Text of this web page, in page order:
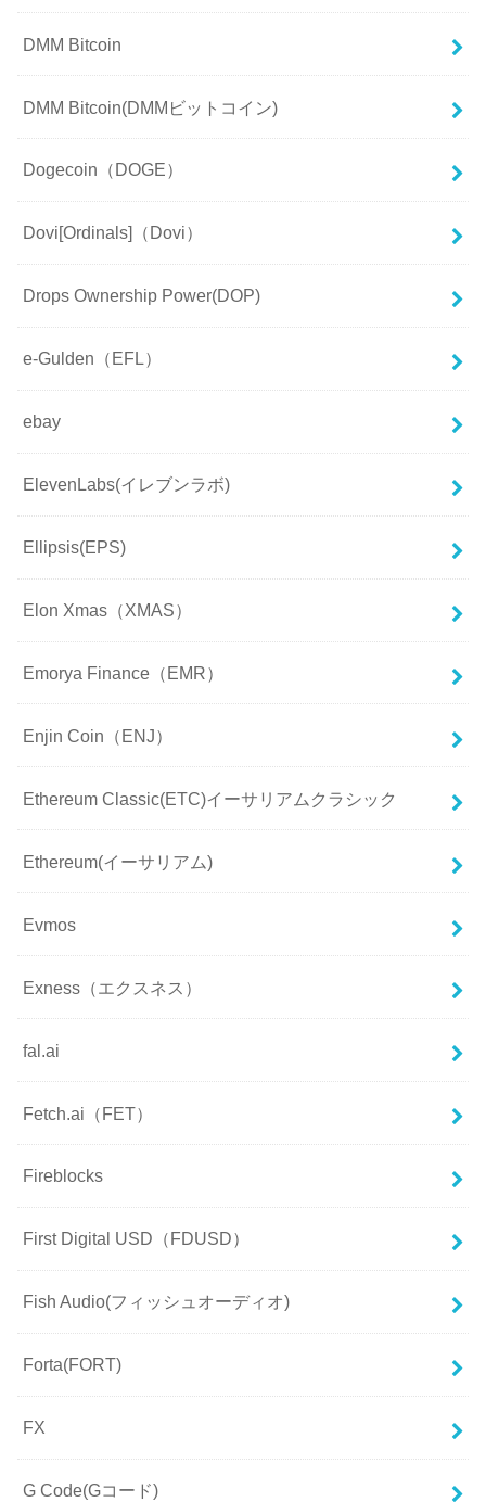
DMM Bitcoin
DMM Bitcoin(DMMビットコイン)
Dogecoin（DOGE）
Dovi[Ordinals]（Dovi）
Drops Ownership Power(DOP)
e-Gulden（EFL）
ebay
ElevenLabs(イレブンラボ)
Ellipsis(EPS)
Elon Xmas（XMAS）
Emorya Finance（EMR）
Enjin Coin（ENJ）
Ethereum Classic(ETC)イーサリアムクラシック
Ethereum(イーサリアム)
Evmos
Exness（エクスネス）
fal.ai
Fetch.ai（FET）
Fireblocks
First Digital USD（FDUSD）
Fish Audio(フィッシュオーディオ)
Forta(FORT)
FX
G Code(Gコード)